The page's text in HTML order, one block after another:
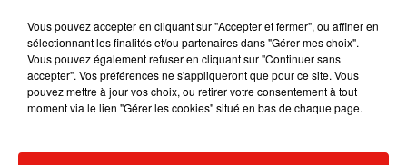
Grand Corps Malade emmène Styleto
en road-trip dans son nouveau clip
Vous pouvez accepter en cliquant sur "Accepter et fermer", ou affiner en
sélectionnant les finalités et/ou partenaires dans "Gérer mes choix".
Vous pouvez également refuser en cliquant sur "Continuer sans
accepter". Vos préférences ne s'appliqueront que pour ce site. Vous
pouvez mettre à jour vos choix, ou retirer votre consentement à tout
moment via le lien "Gérer les cookies" situé en bas de chaque page.